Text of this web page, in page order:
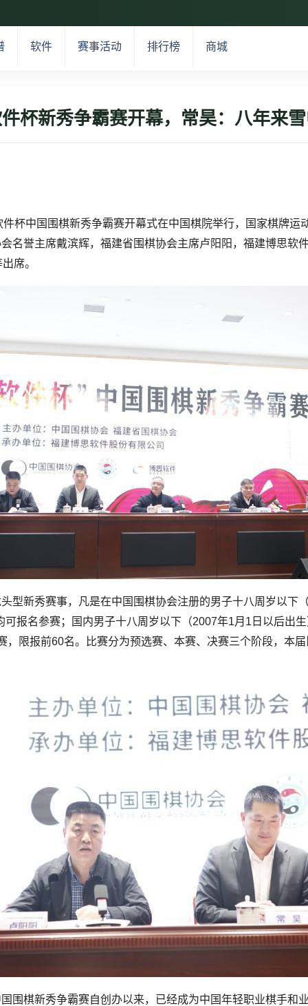
软件 赛事活动 排行榜 商城
杯新秀争霸赛开幕，常昊：八年来
杯中国围棋新秀争霸赛开幕式在中国棋院举行，国家棋牌运
名誉主席戴滨辉，福建省围棋协会主席卢阳阳，福建博思软
席。
型新秀赛事，凡是在中国围棋协会注册的男子十八周岁以下
报名参赛；国内男子十八周岁以下（2007年1月1日以后出
，限报前60名。比赛分为预选赛、本赛、决赛三个阶段，本
围棋新秀争霸赛自创办以来，已经成为中国年轻职业棋手和